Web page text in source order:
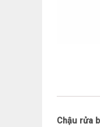
Chậu rửa